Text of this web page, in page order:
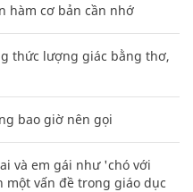
hàm cơ bản cần nhớ
thức lượng giác bằng thơ,
bao giờ nên gọi
và em gái như 'chó với
vấn đề trong giáo dục